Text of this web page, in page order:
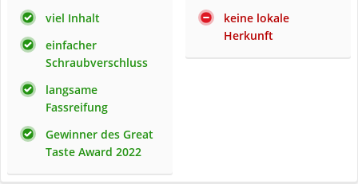
viel Inhalt
einfacher
Schraubverschluss
langsame
Fassreifung
Gewinner des Great
Taste Award 2022
keine lokale
Herkunft